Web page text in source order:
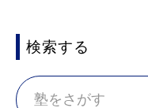
検索する